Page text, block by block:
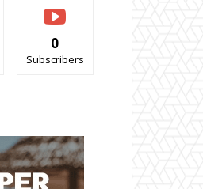
0
Subscribers